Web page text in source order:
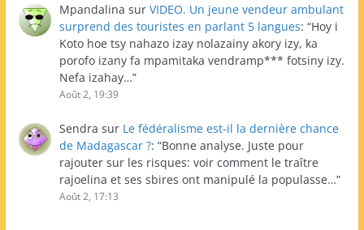
Mpandalina sur VIDEO. Un jeune vendeur ambulant
surprend des touristes en parlant 5 langues: “Hoy i
Koto hoe tsy nahazo izay nolazainy akory izy, ka
porofo izany fa mpamitaka vendramp*** fotsiny izy.
Nefa izahay…”
Août 2, 19:39
Sendra sur Le fédéralisme est-il la dernière chance
de Madagascar ?: “Bonne analyse. Juste pour
rajouter sur les risques: voir comment le traître
rajoelina et ses sbires ont manipulé la populasse…”
Août 2, 17:13